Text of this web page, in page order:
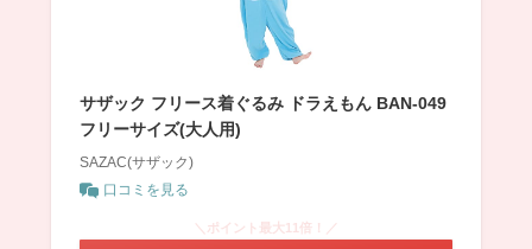
サザック フリース着ぐるみ ドラえもん BAN-049
フリーサイズ(大人用)
SAZAC(サザック)
口コミを見る
＼ポイント最大11倍！／